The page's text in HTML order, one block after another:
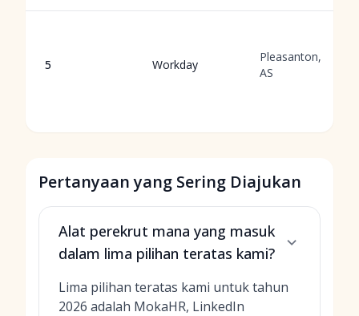
5 Workday
Pleasanton,
AS
Pertanyaan yang Sering Diajukan
Alat perekrut mana yang masuk
dalam lima pilihan teratas kami?
Lima pilihan teratas kami untuk tahun
2026 adalah MokaHR, LinkedIn